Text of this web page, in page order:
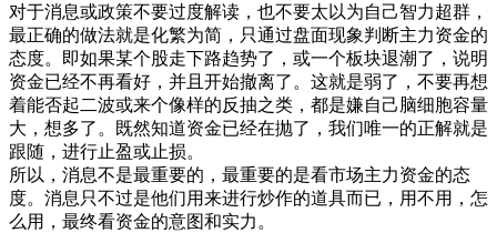
对于消息或政策不要过度解读，也不要太以为自己智力超群，
最正确的做法就是化繁为简，只通过盘面现象判断主力资金的
态度。即如果某个股走下路趋势了，或一个板块退潮了，说明
资金已经不再看好，并且开始撤离了。这就是弱了，不要再想
着能否起二波或来个像样的反抽之类，都是嫌自己脑细胞容量
大，想多了。既然知道资金已经在抛了，我们唯一的正解就是
跟随，进行止盈或止损。
所以，消息不是最重要的，最重要的是看市场主力资金的态
度。消息只不过是他们用来进行炒作的道具而已，用不用，怎
么用，最终看资金的意图和实力。